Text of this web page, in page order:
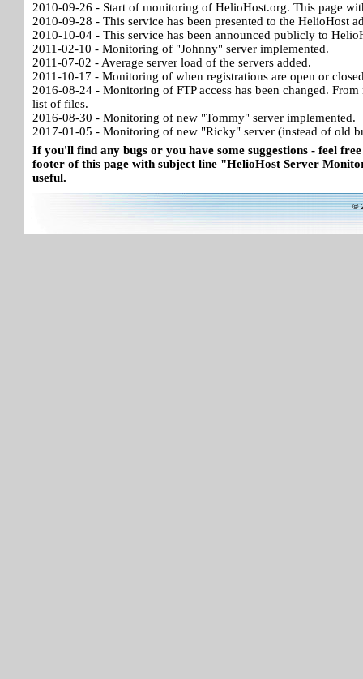
2010-09-26 - Start of monitoring of HelioHost.org. This page
2010-09-28 - This service has been presented to the HelioHost
2010-10-04 - This service has been announced publicly to
2011-02-10 - Monitoring of "Johnny" server implemented.
2011-07-02 - Average server load of the servers added.
2011-10-17 - Monitoring of when registrations are open or
2016-08-24 - Monitoring of FTP access has been changed.
list of files.
2016-08-30 - Monitoring of new "Tommy" server implemented.
2017-01-05 - Monitoring of new "Ricky" server (instead of old
If you'll find any bugs or you have some suggestions - feel
footer of this page with subject line "HelioHost Server
useful.
©